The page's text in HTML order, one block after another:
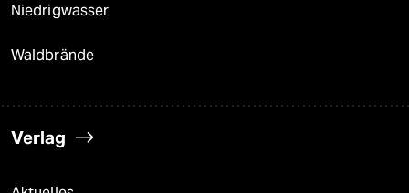
Niedrigwasser
Waldbrände
Verlag